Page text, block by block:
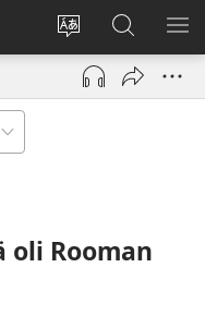
Vaihda
sivuston
kieli
Kirjaudu
(avaa
uuden
ikkunan)
Hae
JW.ORG-
sivustolta
Rooman